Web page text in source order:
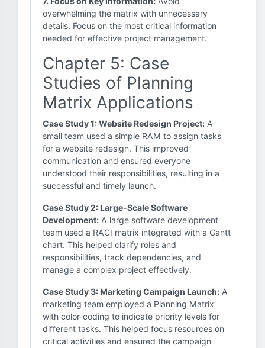
overwhelming the matrix with unnecessary
details. Focus on the most critical information
needed for effective project management.
Chapter 5: Case
Studies of Planning
Matrix Applications
Case Study 1: Website Redesign Project: A
small team used a simple RAM to assign tasks
for a website redesign. This improved
communication and ensured everyone
understood their responsibilities, resulting in a
successful and timely launch.
Case Study 2: Large-Scale Software
Development: A large software development
team used a RACI matrix integrated with a Gantt
chart. This helped clarify roles and
responsibilities, track dependencies, and
manage a complex project effectively.
Case Study 3: Marketing Campaign Launch: A
marketing team employed a Planning Matrix
with color-coding to indicate priority levels for
different tasks. This helped focus resources on
critical activities and ensured the campaign